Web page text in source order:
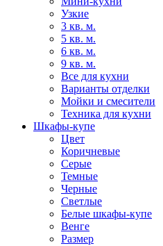
Узкие
3 кв. м.
5 кв. м.
6 кв. м.
9 кв. м.
Все для кухни
Варианты отделки
Мойки и смесители
Техника для кухни
Шкафы-купе
Цвет
Коричневые
Серые
Темные
Черные
Светлые
Белые шкафы-купе
Венге
Размер